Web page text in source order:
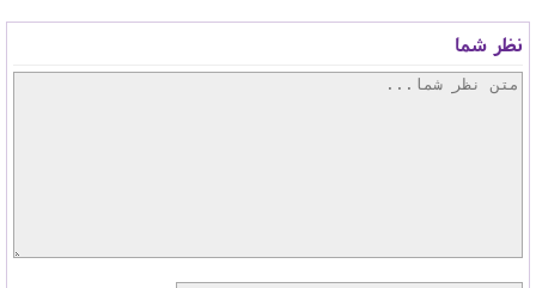
نظر شما